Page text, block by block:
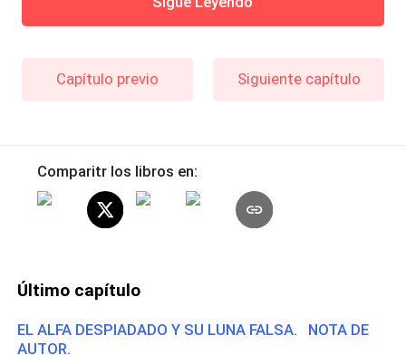
Capítulo previo Siguiente capítulo
Comparitr los libros en:
Último capítulo
EL ALFA DESPIADADO Y SU LUNA FALSA. NOTA DE
AUTOR.